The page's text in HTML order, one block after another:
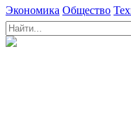
Экономика Общество